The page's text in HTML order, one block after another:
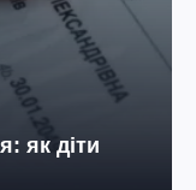
як діти